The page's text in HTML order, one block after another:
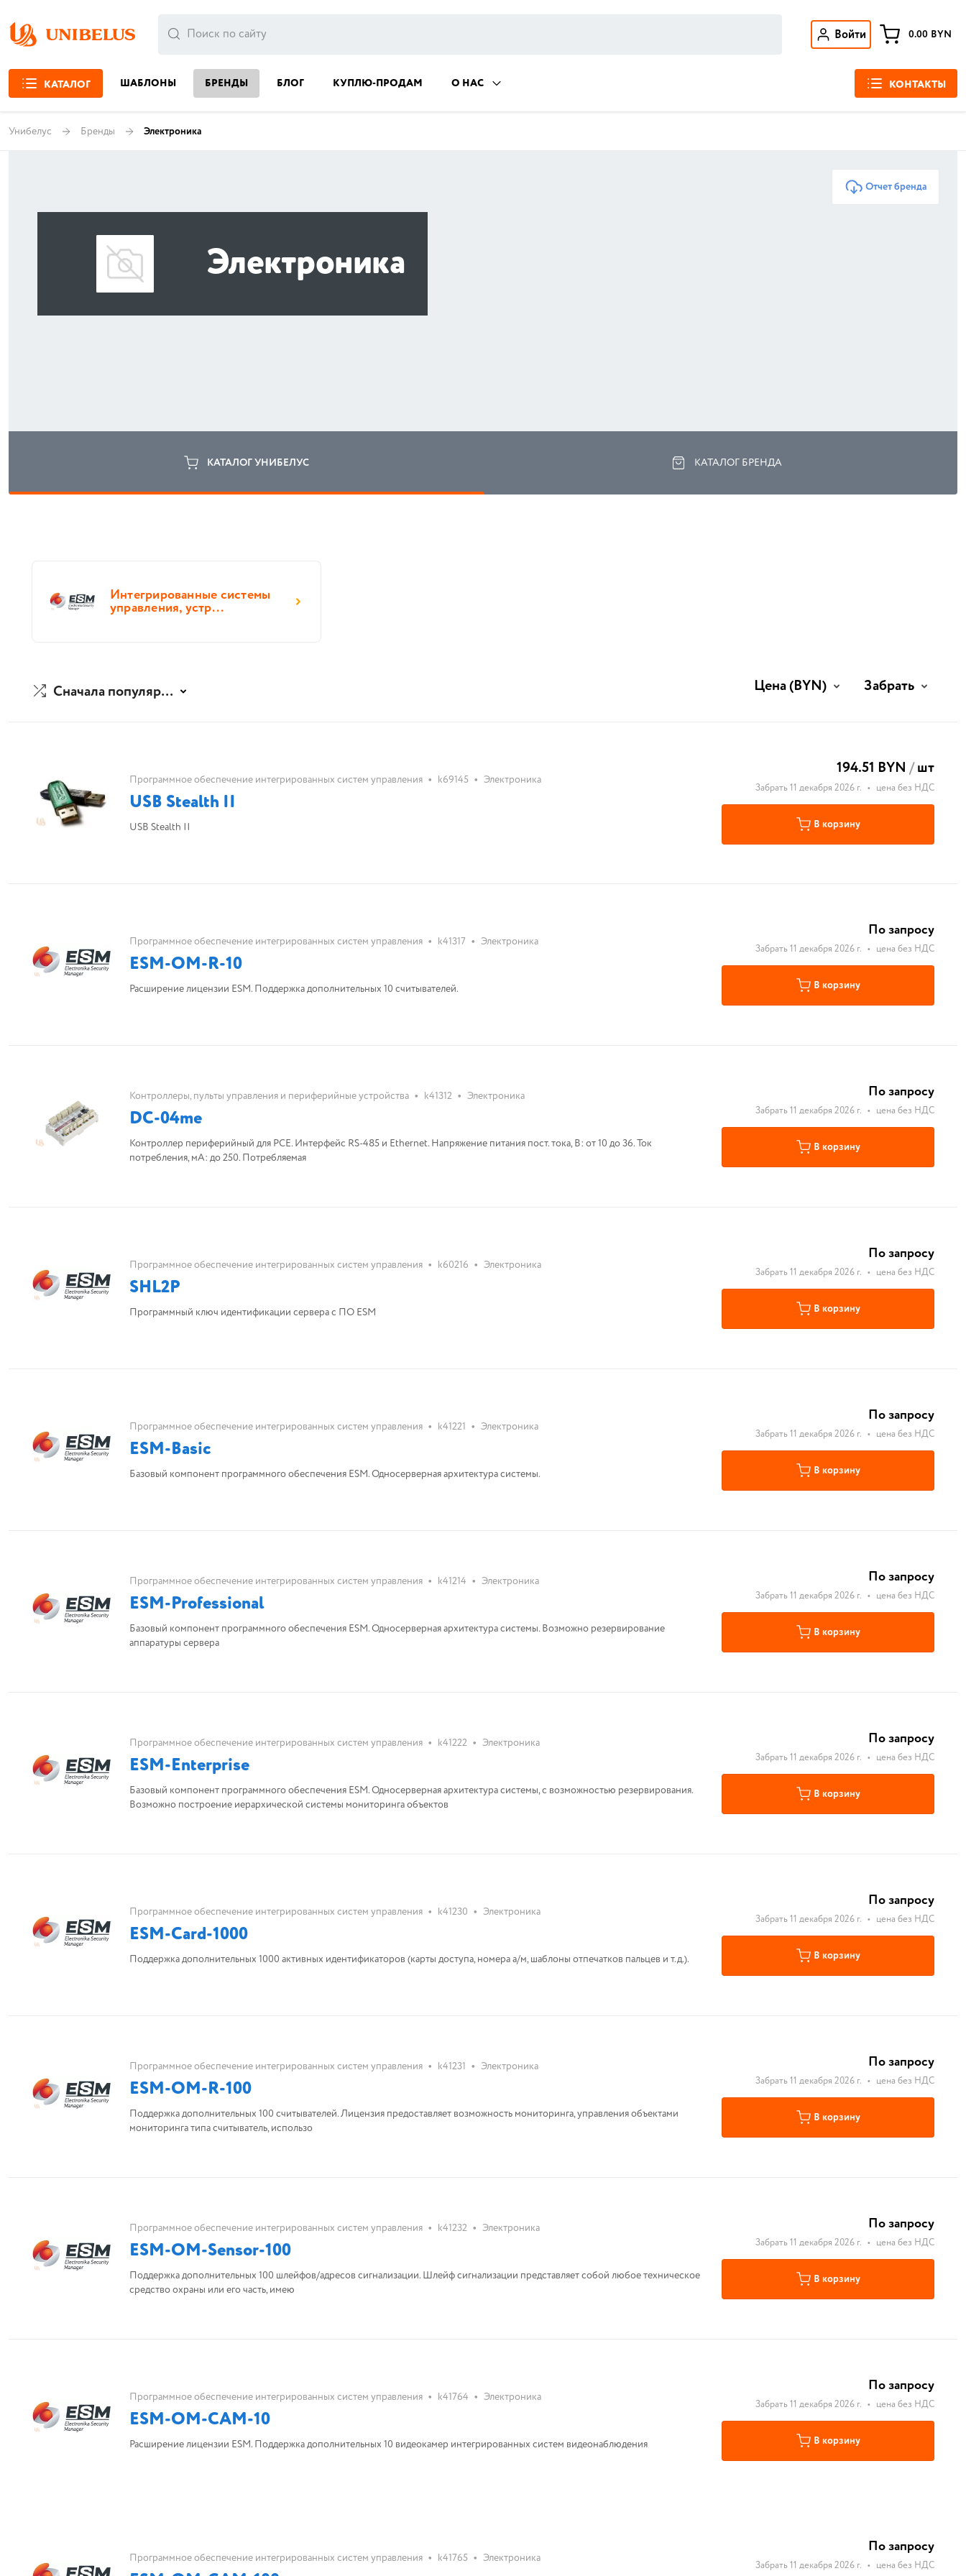
Войти 0.00 BYN
КАТАЛОГ ШАБЛОНЫ БРЕНДЫ БЛОГ КУПЛЮ-ПРОДАМ О НАС КОНТАКТЫ
Унибелус Бренды Электроника
Отчет бренда
Электроника
КАТАЛОГ УНИБЕЛУС КАТАЛОГ БРЕНДА
Интегрированные системы
управления, устр...
Сначала популярные Цена(BYN) Забрать
Программное обеспечение интегрированных систем управления • k69145 • Электроника
USB Stealth II
USB Stealth II
194.51 BYN /шт
Забрать 11 декабря 2026 г. • цена без НДС
В корзину
Программное обеспечение интегрированных систем управления • k41317 • Электроника
ESM-OM-R-10
Расширение лицензии ESM. Поддержка дополнительных 10 считывателей.
По запросу
Забрать 11 декабря 2026 г. • цена без НДС
В корзину
Контроллеры, пульты управления и периферийные устройства • k41312 • Электроника
DC-04me
Контроллер периферийный для PCE. Интерфейс RS-485 и Ethernet. Напряжение питания пост. тока, В: от 10 до 36. Ток
потребления, мА: до 250. Потребляемая
По запросу
Забрать 11 декабря 2026 г. • цена без НДС
В корзину
Программное обеспечение интегрированных систем управления • k60216 • Электроника
SHL2P
Программный ключ идентификации сервера с ПО ESM
По запросу
Забрать 11 декабря 2026 г. • цена без НДС
В корзину
Программное обеспечение интегрированных систем управления • k41221 • Электроника
ESM-Basic
Базовый компонент программного обеспечения ESM. Односерверная архитектура системы.
По запросу
Забрать 11 декабря 2026 г. • цена без НДС
В корзину
Программное обеспечение интегрированных систем управления • k41214 • Электроника
ESM-Professional
Базовый компонент программного обеспечения ESM. Односерверная архитектура системы. Возможно резервирование
аппаратуры сервера
По запросу
Забрать 11 декабря 2026 г. • цена без НДС
В корзину
Программное обеспечение интегрированных систем управления • k41222 • Электроника
ESM-Enterprise
Базовый компонент программного обеспечения ESM. Односерверная архитектура системы, с возможностью резервирования.
Возможно построение иерархической системы мониторинга объектов
По запросу
Забрать 11 декабря 2026 г. • цена без НДС
В корзину
Программное обеспечение интегрированных систем управления • k41230 • Электроника
ESM-Card-1000
Поддержка дополнительных 1000 активных идентификаторов (карты доступа, номера а/м, шаблоны отпечатков пальцев и т.д.).
По запросу
Забрать 11 декабря 2026 г. • цена без НДС
В корзину
Программное обеспечение интегрированных систем управления • k41231 • Электроника
ESM-OM-R-100
Поддержка дополнительных 100 считывателей. Лицензия предоставляет возможность мониторинга, управления объектами
мониторинга типа считыватель, использо
По запросу
Забрать 11 декабря 2026 г. • цена без НДС
В корзину
Программное обеспечение интегрированных систем управления • k41232 • Электроника
ESM-OM-Sensor-100
Поддержка дополнительных 100 шлейфов/адресов сигнализации. Шлейф сигнализации представляет собой любое техническое
средство охраны или его часть, имею
По запросу
Забрать 11 декабря 2026 г. • цена без НДС
В корзину
Программное обеспечение интегрированных систем управления • k41764 • Электроника
ESM-OM-CAM-10
Расширение лицензии ESM. Поддержка дополнительных 10 видеокамер интегрированных систем видеонаблюдения
По запросу
Забрать 11 декабря 2026 г. • цена без НДС
В корзину
Программное обеспечение интегрированных систем управления • k41765 • Электроника
По запросу
Забрать 11 декабря 2026 г. • цена без НДС